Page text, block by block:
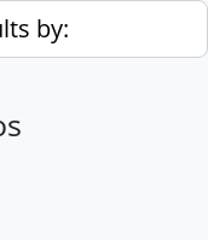
by: